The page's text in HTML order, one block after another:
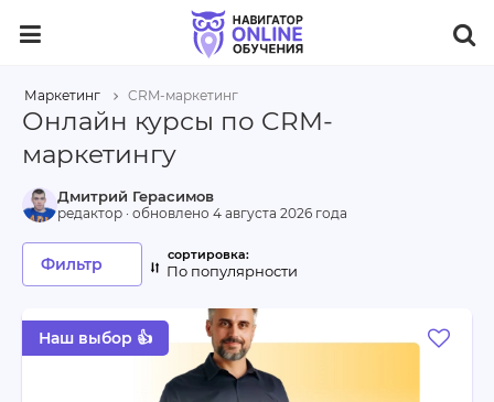
Маркетинг CRM-маркетинг
Онлайн курсы по CRM-
маркетингу
Наш выбор 👍
Дмитрий Герасимов
редактор · обновлено 4 августа 2026 года
Фильтр По популярности